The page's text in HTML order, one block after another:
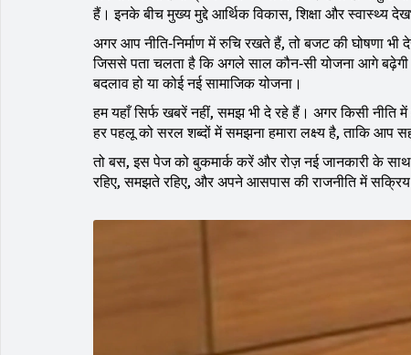
हैं। इनके बीच मुख्य मुद्दे आर्थिक विकास, शिक्षा और स्वास्थ्य
अगर आप नीति‑निर्माण में रुचि रखते हैं, तो बजट की घोषणा
जिससे पता चलता है कि अगले साल कौन‑सी योजना आगे
बदलाव हो या कोई नई सामाजिक योजना।
हम यहाँ सिर्फ खबरें नहीं, समझ भी दे रहे हैं। अगर किसी
हर पहलू को सरल शब्दों में समझना हमारा लक्ष्य है, ताकि
तो बस, इस पेज को बुकमार्क करें और रोज़ नई जानकारी के
रहिए, समझते रहिए, और अपने आसपास की राजनीति में सक्रिय